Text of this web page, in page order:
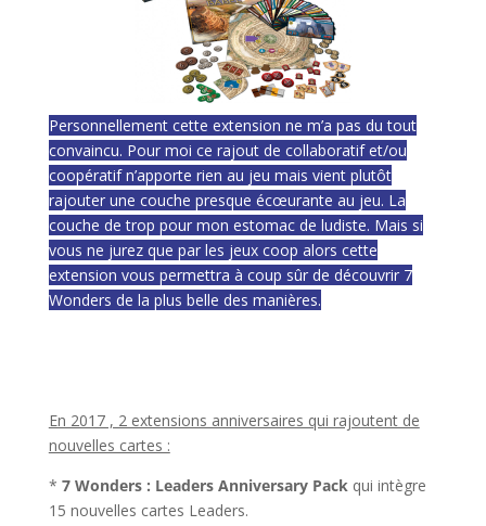
Personnellement cette extension ne m’a pas du tout
convaincu. Pour moi ce rajout de collaboratif et/ou
coopératif n’apporte rien au jeu mais vient plutôt
rajouter une couche presque écœurante au jeu. La
couche de trop pour mon estomac de ludiste. Mais si
vous ne jurez que par les jeux coop alors cette
extension vous permettra à coup sûr de découvrir 7
Wonders de la plus belle des manières.
En 2017 , 2 extensions anniversaires qui rajoutent de
nouvelles cartes :
* 7 Wonders : Leaders Anniversary Packqui intègre
15 nouvelles cartes Leaders.